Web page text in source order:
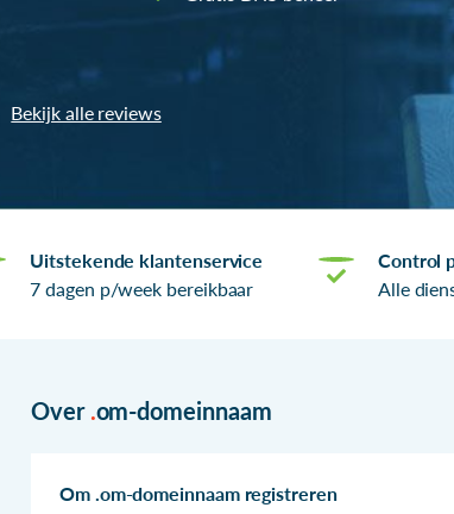
Bekijk alle reviews
Uitstekende klantenservice
7 dagen p/week bereikbaar
Control
Alle
Over .om-domeinnaam
Om .om-domeinnaam registreren